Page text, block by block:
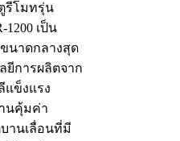
รีโมทรุ่น
1200 เป็น
นาดกลางสุด
ยีการผลิตจาก
แข็งแรง
นคุ้มค่า
านเลื่อนที่มี